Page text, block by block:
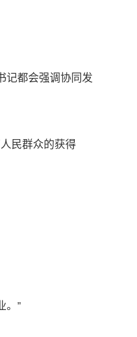
记都会强调协同发
民群众的获得
。”